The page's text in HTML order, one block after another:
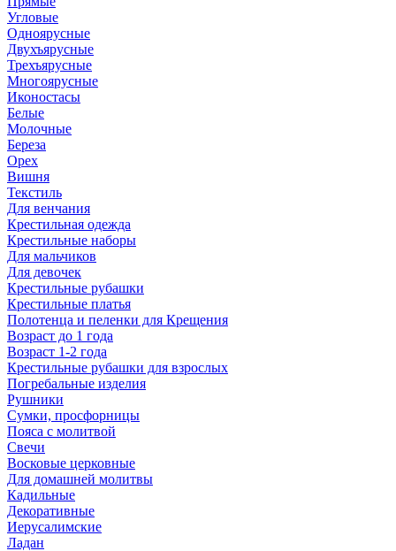
Угловые
Одноярусные
Двухъярусные
Трехъярусные
Многоярусные
Иконостасы
Белые
Молочные
Береза
Орех
Вишня
Текстиль
Для венчания
Крестильная одежда
Крестильные наборы
Для мальчиков
Для девочек
Крестильные рубашки
Крестильные платья
Полотенца и пеленки для Крещения
Возраст до 1 года
Возраст 1-2 года
Крестильные рубашки для взрослых
Погребальные изделия
Рушники
Сумки, просфорницы
Пояса с молитвой
Свечи
Восковые церковные
Для домашней молитвы
Кадильные
Декоративные
Иерусалимские
Ладан